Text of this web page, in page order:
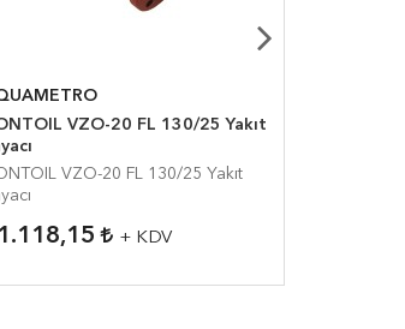
VZO-20 FL 130/25 Yakıt
VZO-20 FL 130/25 Yakıt
+ KDV